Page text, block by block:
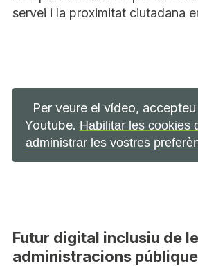
servei i la proximitat ciutadana
Per veure el vídeo,
Youtube. Habilitar les cookies
administrar les vostres
Futur digital inclusiu de
administracions